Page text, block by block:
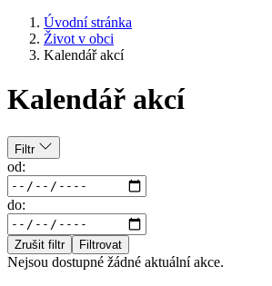
Úvodní stránka
Život v obci
Kalendář akcí
Kalendář akcí
Filtr
od:
do:
Zrušit filtr Filtrovat
Nejsou dostupné žádné aktuální akce.